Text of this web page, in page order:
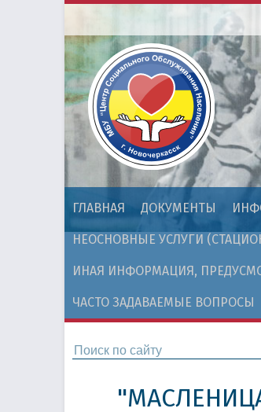
ГЛАВНАЯ ДОКУМЕНТЫ
НЕОСНОВНЫЕ УСЛУГИ
ИНАЯ ИНФОРМАЦИЯ,
ЧАСТО ЗАДАВАЕМЫЕ ВОПРОСЫ